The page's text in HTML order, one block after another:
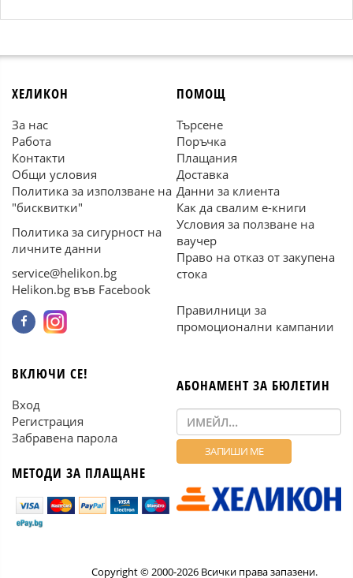
ХЕЛИКОН
За нас
Работа
Контакти
Общи условия
Политика за използване на
"бисквитки"
Политика за сигурност на
личните данни
service@helikon.bg
Helikon.bg във Facebook
ПОМОЩ
Търсене
Поръчка
Плащания
Доставка
Данни за клиента
Как да свалим е-книги
Условия за ползване на
ваучер
Право на отказ от закупена
стока
Правилници за
промоционални кампании
ВКЛЮЧИ СЕ!
Вход
Регистрация
Забравена парола
МЕТОДИ ЗА ПЛАЩАНЕ
АБОНАМЕНТ ЗА БЮЛЕТИН
Copyright © 2000-2026 Всички права запазени.